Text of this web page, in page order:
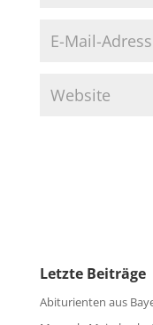
Letzte Beiträge
Abiturienten aus